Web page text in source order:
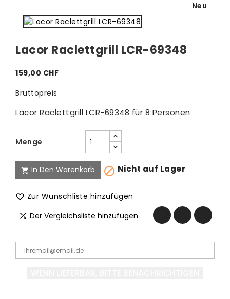
Neu
Lacor Raclettgrill LCR-69348
159,00 CHF
Bruttopreis
Lacor Raclettgrill LCR-69348 für 8 Personen
Menge
 In Den Warenkorb  Nicht auf Lager
 Zur Wunschliste hinzufügen
 Der Vergleichsliste hinzufügen